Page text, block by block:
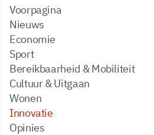
Voorpagina
Nieuws
Economie
Sport
Bereikbaarheid & Mobiliteit
Cultuur & Uitgaan
Wonen
Innovatie
Opinies